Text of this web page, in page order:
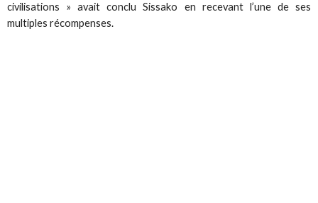
civilisations » avait conclu Sissako en recevant l’une de ses
multiples récompenses.